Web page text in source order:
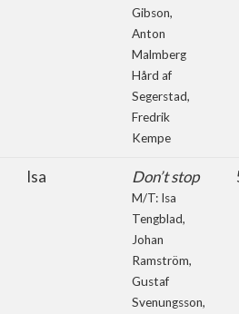
Gibson,
Anton
Malmberg
Hård af
Segerstad,
Fredrik
Kempe
Isa Don’t stop
M/T: Isa
Tengblad,
Johan
Ramström,
Gustaf
Svenungsson,